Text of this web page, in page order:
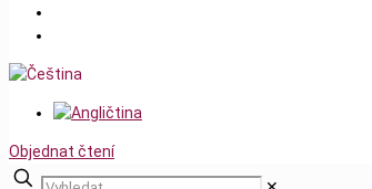
Objednat čtení